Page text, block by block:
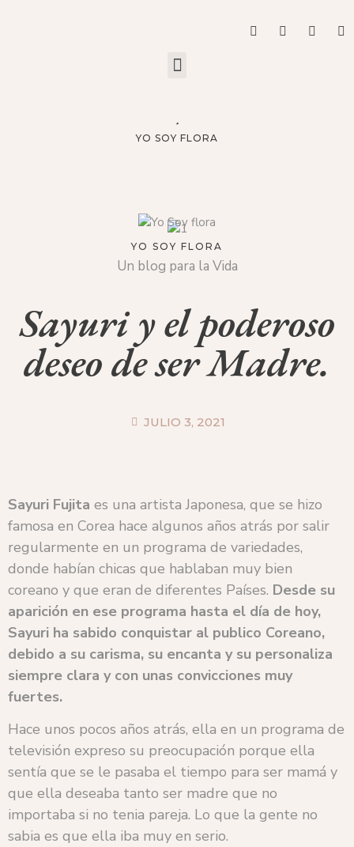
YO SOY FLORA
YO SOY FLORA
Un blog para la Vida
Sayuri y el poderoso
deseo de ser Madre.
JULIO 3, 2021
Sayuri Fujita es una artista Japonesa, que se hizo
famosa en Corea hace algunos años atrás por salir
regularmente en un programa de variedades,
donde habían chicas que hablaban muy bien
coreano y que eran de diferentes Países. Desde su
aparición en ese programa hasta el día de hoy,
Sayuri ha sabido conquistar al publico Coreano,
debido a su carisma, su encanta y su personaliza
siempre clara y con unas convicciones muy
fuertes.
Hace unos pocos años atrás, ella en un programa de
televisión expreso su preocupación porque ella
sentía que se le pasaba el tiempo para ser mamá y
que ella deseaba tanto ser madre que no
importaba si no tenia pareja. Lo que la gente no
sabia es que ella iba muy en serio.